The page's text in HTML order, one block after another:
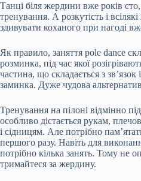
Танці біля жердини вже років
тренування. А розкутість і
здивувати коханого при нагоді
Як правило, заняття pole dance
розминка, під час якої
частина, що складається з зв’язок
заминка. Дуже чудова
Тренування на пілоні відмінно
особливо дістається рукам,
і сідницям. Але потрібно
першого разу. Навіть для
потрібно кілька занять. Тому не
тримайтеся за жердину.